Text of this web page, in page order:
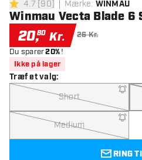
4.7 bedømmelsesstjerner
4.7 [90] Mærke: WINMAU
Winmau Vecta Blade 6
20,80 Kr. 26 Kr.
Du sparer20%!
Ikke på lager
Træf et valg:
Short
Medium
RING